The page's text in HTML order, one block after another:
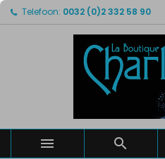
Telefoon: 0032 (0)2 332 58 90
 
Mijn
Maak een lijst
Maak een
Verlanglijst naam
Annuleren
Inloggen
U moet ingelogd zijn om